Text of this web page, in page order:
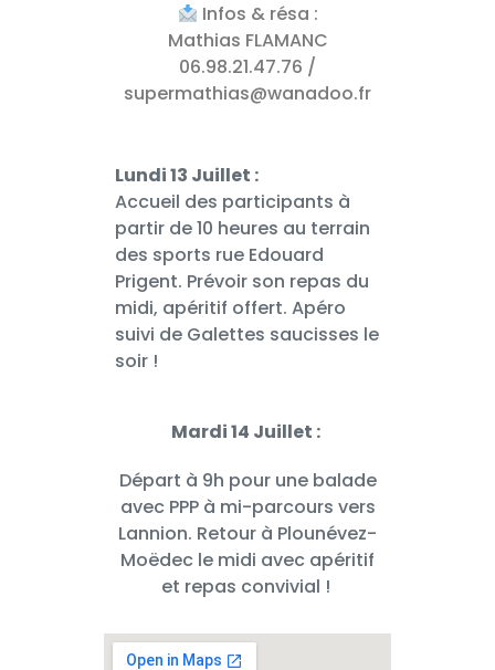
Infos & résa :
Mathias FLAMANC
06.98.21.47.76 /
supermathias@wanadoo.fr
Lundi 13 Juillet :
Accueil des participants à
partir de 10 heures au terrain
des sports rue Edouard
Prigent. Prévoir son repas du
midi, apéritif offert. Apéro
suivi de Galettes saucisses le
soir !
Mardi 14 Juillet :
Départ à 9h pour une balade
avec PPP à mi-parcours vers
Lannion. Retour à Plounévez-
Moëdec le midi avec apéritif
et repas convivial !